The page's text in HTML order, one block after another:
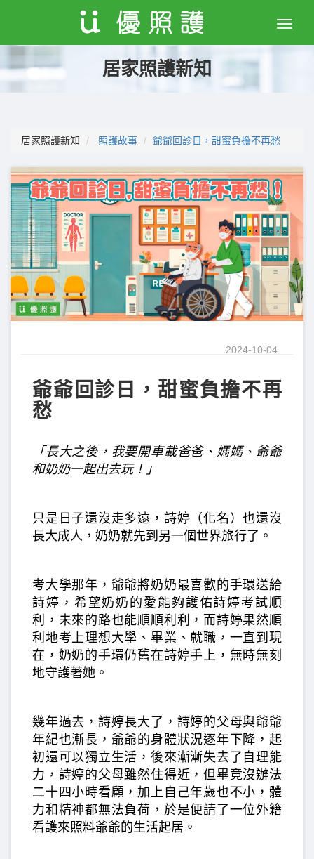
Toggle
居家照護新知
居家照護新知 照護故事 爺爺回診日，甜蜜負擔不再愁
2024-10-04
爺爺回診日，甜蜜負擔不再
愁
「長大之後，我要開車載爸爸、媽媽、爺爺
和奶奶一起出去玩！」
只是日子還沒走多遠，詩婷（化名）也還沒
長大成人，奶奶就先到另一個世界旅行了。
考大學那年，爺爺將奶奶最喜歡的手環送給
詩婷，希望奶奶的愛能夠護佑詩婷考試順
利，未來的路也能順順利利，而詩婷果然順
利地考上理想大學、畢業、就職，一直到現
在，奶奶的手環仍舊在詩婷手上，無時無刻
地守護著她。
幾年過去，詩婷長大了，詩婷的父母與爺爺
年紀也漸長，爺爺的身體狀況逐年下降，起
初還可以獨立生活，後來漸漸失去了自理能
力，詩婷的父母雖然住得近，但畢竟沒辦法
二十四小時看顧，加上自己年歲也不小，體
力和精神都無法負荷，於是便請了一位外籍
看護來照料爺爺的生活起居。